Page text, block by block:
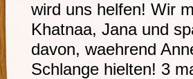
wird uns helfen! Wir
Khatnaa, Jana und
davon, waehrend
Schlange hielten! 3